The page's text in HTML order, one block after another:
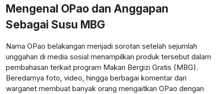
Mengenal OPao dan Anggapan
Sebagai Susu MBG
Nama OPao belakangan menjadi sorotan setelah sejumlah
unggahan di media sosial menampilkan produk tersebut dalam
pembahasan terkait program Makan Bergizi Gratis (MBG).
Beredarnya foto, video, hingga berbagai komentar dari
warganet membuat banyak orang mengaitkan OPao dengan